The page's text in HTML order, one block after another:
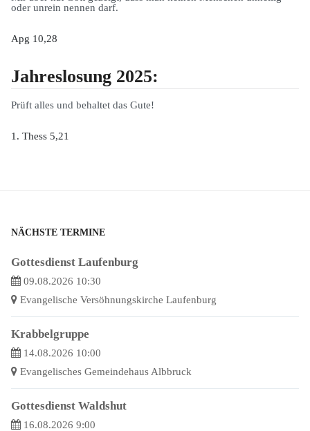
oder unrein nennen darf.
Apg 10,28
Jahreslosung 2025:
Prüft alles und behaltet das Gute!
1. Thess 5,21
NÄCHSTE TERMINE
Gottesdienst Laufenburg
09.08.2026 10:30
Evangelische Versöhnungskirche Laufenburg
Krabbelgruppe
14.08.2026 10:00
Evangelisches Gemeindehaus Albbruck
Gottesdienst Waldshut
16.08.2026 9:00